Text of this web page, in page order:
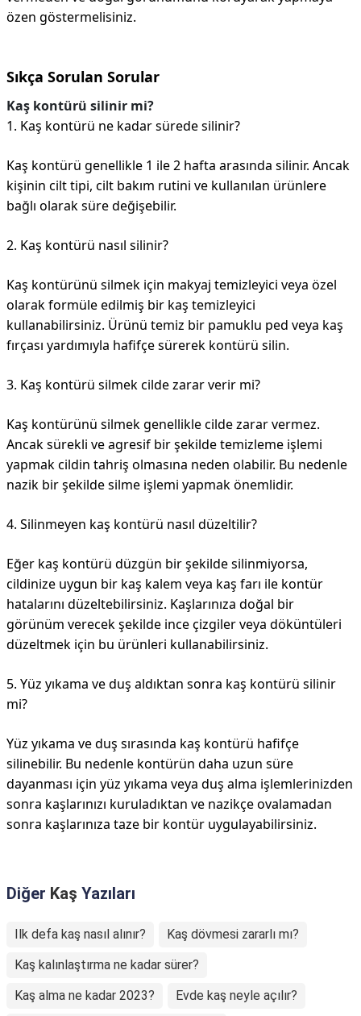
özen göstermelisiniz.
Sıkça Sorulan Sorular
Kaş kontürü silinir mi?
1. Kaş kontürü ne kadar sürede silinir?
Kaş kontürü genellikle 1 ile 2 hafta arasında silinir. Ancak
kişinin cilt tipi, cilt bakım rutini ve kullanılan ürünlere
bağlı olarak süre değişebilir.
2. Kaş kontürü nasıl silinir?
Kaş kontürünü silmek için makyaj temizleyici veya özel
olarak formüle edilmiş bir kaş temizleyici
kullanabilirsiniz. Ürünü temiz bir pamuklu ped veya kaş
fırçası yardımıyla hafifçe sürerek kontürü silin.
3. Kaş kontürü silmek cilde zarar verir mi?
Kaş kontürünü silmek genellikle cilde zarar vermez.
Ancak sürekli ve agresif bir şekilde temizleme işlemi
yapmak cildin tahriş olmasına neden olabilir. Bu nedenle
nazik bir şekilde silme işlemi yapmak önemlidir.
4. Silinmeyen kaş kontürü nasıl düzeltilir?
Eğer kaş kontürü düzgün bir şekilde silinmiyorsa,
cildinize uygun bir kaş kalem veya kaş farı ile kontür
hatalarını düzeltebilirsiniz. Kaşlarınıza doğal bir
görünüm verecek şekilde ince çizgiler veya döküntüleri
düzeltmek için bu ürünleri kullanabilirsiniz.
5. Yüz yıkama ve duş aldıktan sonra kaş kontürü silinir
mi?
Yüz yıkama ve duş sırasında kaş kontürü hafifçe
silinebilir. Bu nedenle kontürün daha uzun süre
dayanması için yüz yıkama veya duş alma işlemlerinizden
sonra kaşlarınızı kuruladıktan ve nazikçe ovalamadan
sonra kaşlarınıza taze bir kontür uygulayabilirsiniz.
Diğer Kaş Yazıları
Ilk defa kaş nasıl alınır?
Kaş dövmesi zararlı mı?
Kaş kalınlaştırma ne kadar sürer?
Kaş alma ne kadar 2023?
Evde kaş neyle açılır?